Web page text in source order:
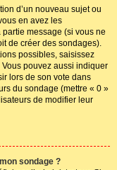
d’un nouveau sujet ou
en avez les
partie message (si vous ne
de créer des sondages).
possibles, saisissez
pouvez aussi indiquer
lors de son vote dans
du sondage (mettre « 0 »
de modifier leur
sondage ?